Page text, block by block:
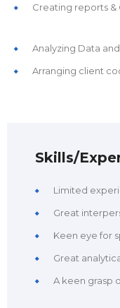
Creating reports &
Analyzing Data
Arranging client
Skills/
Limited
Great
Keen eye for
Great
A keen grasp